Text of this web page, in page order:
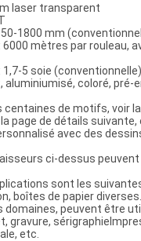
laser transparent
1800 mm
6000 mètres par rouleau,
1,7-5 soie (conventionnelle)
aluminiumisé, coloré, pré-
centaines de motifs, voir
page de détails suivante,
avec des
ci-dessus
sont les
boîtes de papier
peuvent être
gravure,
etc.